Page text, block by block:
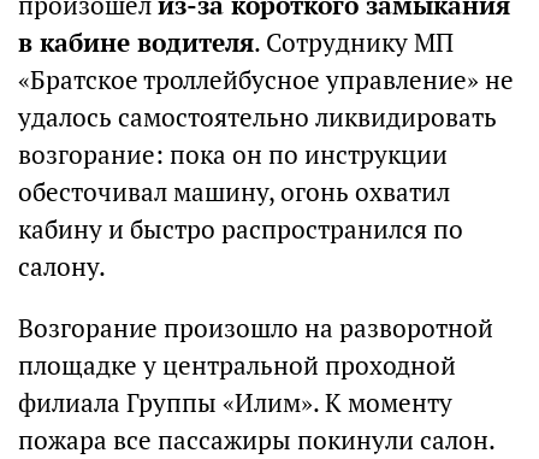
в кабине водителя. Сотруднику МП
«Братское троллейбусное управление» не
удалось самостоятельно ликвидировать
возгорание: пока он по инструкции
обесточивал машину, огонь охватил
кабину и быстро распространился по
салону.
Возгорание произошло на разворотной
площадке у центральной проходной
филиала Группы «Илим». К моменту
пожара все пассажиры покинули салон.